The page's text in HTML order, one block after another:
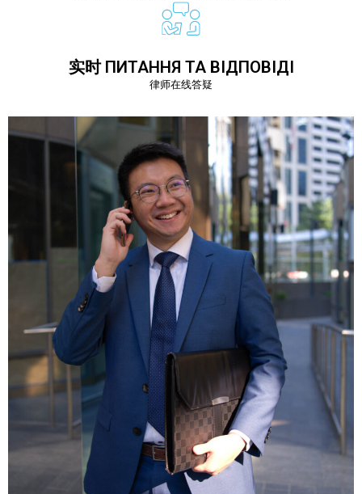
实时 ПИТАННЯ ТА ВІДПОВІДІ
律师在线答疑